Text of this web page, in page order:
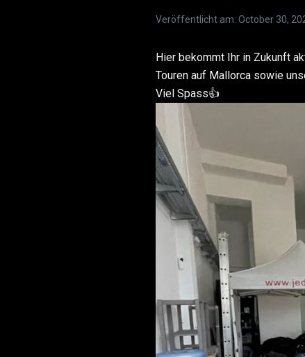
Veröffentlicht am: October 30,
Hier bekommt Ihr in Zukunft
Touren auf Mallorca sowie
Viel Spass👍